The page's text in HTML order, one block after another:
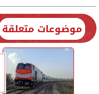
موضوعات متعلقة